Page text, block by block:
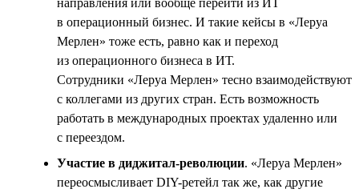
в операционный бизнес. И такие кейсы в «Леруа
Мерлен» тоже есть, равно как и переход
из операционного бизнеса в ИТ.
Сотрудники «Леруа Мерлен» тесно взаимодействуют
с коллегами из других стран. Есть возможность
работать в международных проектах удаленно или
с переездом.
Участие в диджитал-революции. «Леруа Мерлен»
переосмысливает DIY-ретейл так же, как другие